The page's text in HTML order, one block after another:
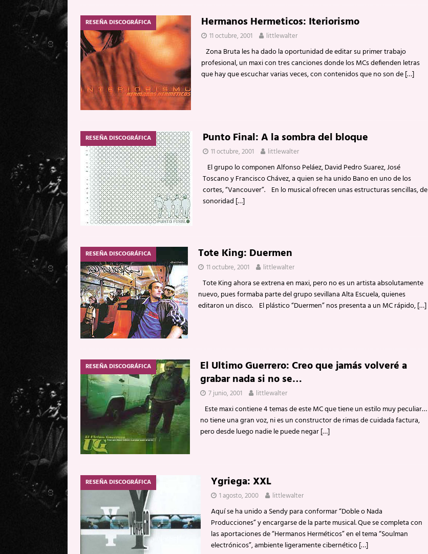
RESEÑA DISCOGRÁFICA Hermanos Hermeticos: Iteriorismo
11 octubre, 2001 littlewalter
Zona Bruta les ha dado la oportunidad de editar su primer trabajo
profesional, un maxi con tres canciones donde los MCs defienden letras
que hay que escuchar varias veces, con contenidos que no son de[…]
RESEÑA DISCOGRÁFICA Punto Final: A la sombra del bloque
11 octubre, 2001 littlewalter
El grupo lo componen Alfonso Peláez, David Pedro Suarez, José
Toscano y Francisco Chávez, a quien se ha unido Bano en uno de los
cortes, “Vancouver”. En lo musical ofrecen unas estructuras sencillas, de
sonoridad […]
RESEÑA DISCOGRÁFICA Tote King: Duermen
11 octubre, 2001 littlewalter
Tote King ahora se extrena en maxi, pero no es un artista absolutamente
nuevo, pues formaba parte del grupo sevillana Alta Escuela, quienes
editaron un disco. El plástico “Duermen” nos presenta a un MC rápido,[…]
RESEÑA DISCOGRÁFICA
El Ultimo Guerrero: Creo que jamás volveré a
grabar nada si no se…
7 junio, 2001 littlewalter
Este maxi contiene 4 temas de este MC que tiene un estilo muy peculiar…
no tiene una gran voz, ni es un constructor de rimas de cuidada factura,
pero desde luego nadie le puede negar[…]
RESEÑA DISCOGRÁFICA Ygriega: XXL
1 agosto, 2000 littlewalter
Aquí se ha unido a Sendy para conformar “Doble o Nada
Producciones” y encargarse de la parte musical. Que se completa con
las aportaciones de “Hermanos Herméticos” en el tema “Soulman
electrónicos”, ambiente ligeramente cibernético[…]